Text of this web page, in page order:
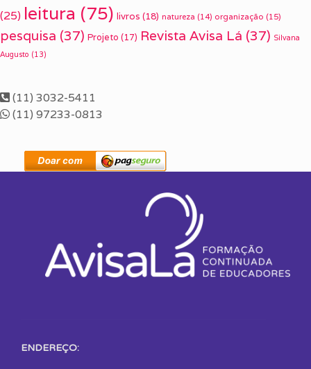
(25) leitura (75) livros (18) natureza (14) organização (15)
pesquisa (37) Projeto (17) Revista Avisa Lá (37) Silvana
Augusto (13)
(11) 3032-5411
(11) 97233-0813
ENDEREÇO: